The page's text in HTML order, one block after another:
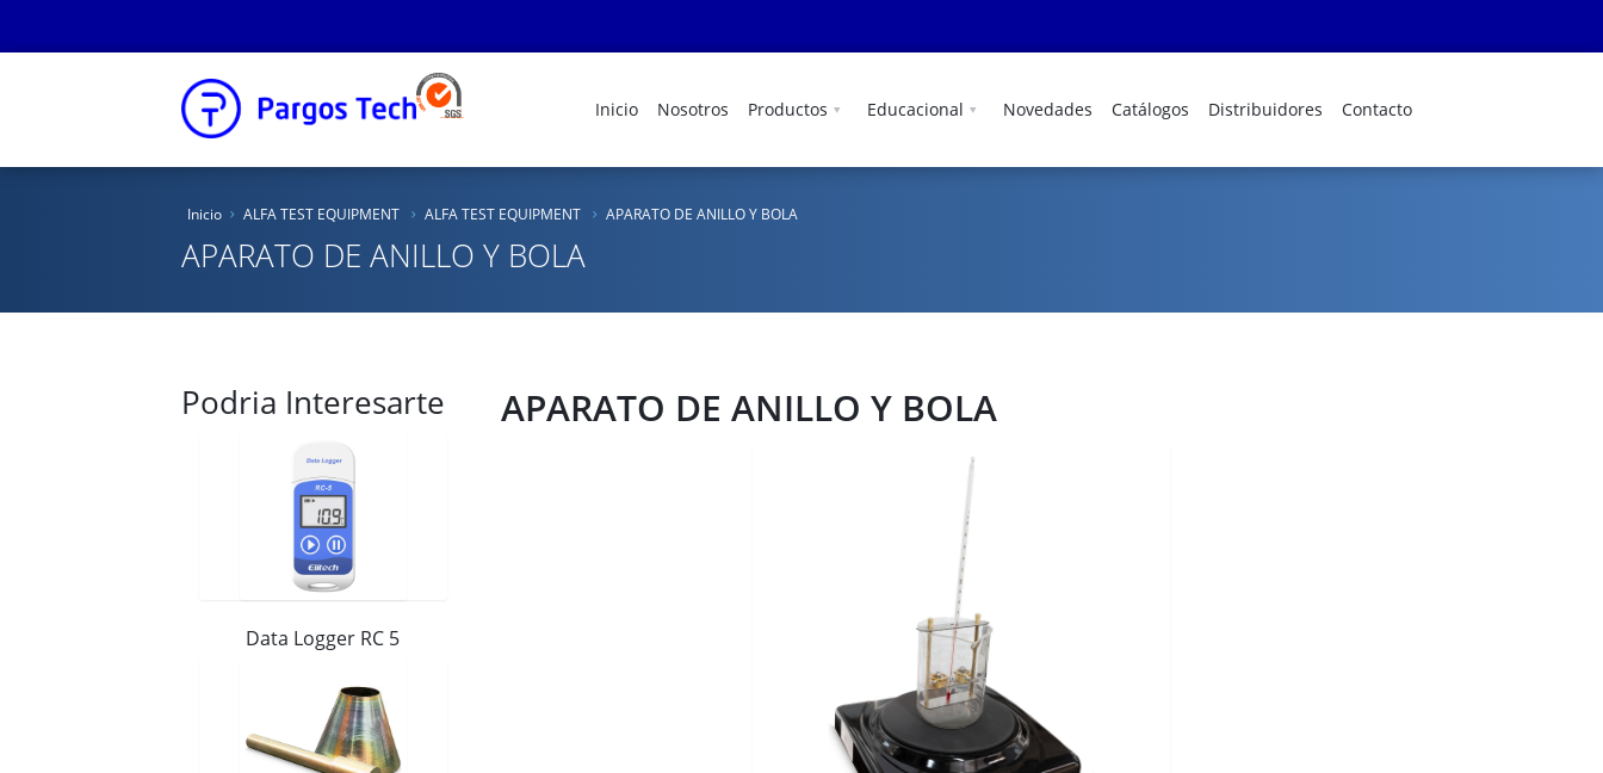
Inicio Nosotros Productos Educacional Novedades Catálogos Distribuidores Contacto
Nosotros
Novedades
Distribuidores
Inicio ALFA TEST EQUIPMENT ALFA TEST EQUIPMENT APARATO DE ANILLO Y BOLA
APARATO DE ANILLO Y BOLA
Podria Interesarte
Data Logger RC 5
APARATO DE ANILLO Y BOLA